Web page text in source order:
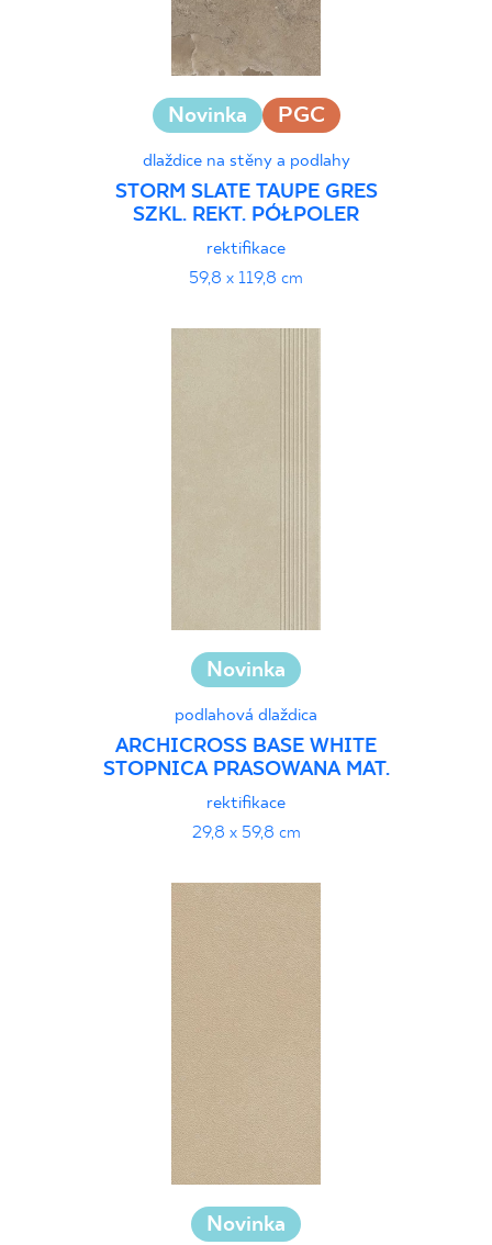
Novinka PGC
dlaždice na stěny a podlahy
STORM SLATE TAUPE GRES
SZKL. REKT. PÓŁPOLER
rektifikace
59,8 x 119,8 cm
Novinka
podlahová dlaždica
ARCHICROSS BASE WHITE
STOPNICA PRASOWANA MAT.
rektifikace
29,8 x 59,8 cm
Novinka